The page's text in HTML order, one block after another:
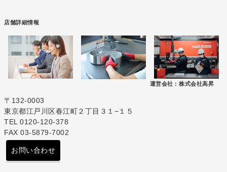
店舗詳細情報
運営会社 : 株式会社高昇
〒132-0003
東京都江戸川区春江町２丁目３１−１５
TEL 0120-120-378
FAX 03-5879-7002
お問い合わせ